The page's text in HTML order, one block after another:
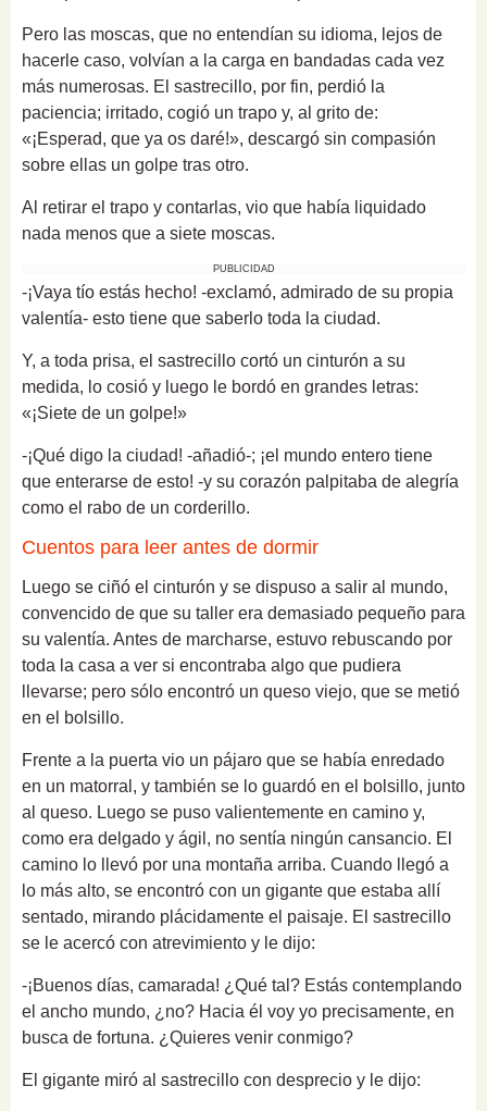
Pero las moscas, que no entendían su idioma, lejos de
hacerle caso, volvían a la carga en bandadas cada vez
más numerosas. El sastrecillo, por fin, perdió la
paciencia; irritado, cogió un trapo y, al grito de:
«¡Esperad, que ya os daré!», descargó sin compasión
sobre ellas un golpe tras otro.
Al retirar el trapo y contarlas, vio que había liquidado
nada menos que a siete moscas.
PUBLICIDAD
-¡Vaya tío estás hecho! -exclamó, admirado de su propia
valentía- esto tiene que saberlo toda la ciudad.
Y, a toda prisa, el sastrecillo cortó un cinturón a su
medida, lo cosió y luego le bordó en grandes letras:
«¡Siete de un golpe!»
-¡Qué digo la ciudad! -añadió-; ¡el mundo entero tiene
que enterarse de esto! -y su corazón palpitaba de alegría
como el rabo de un corderillo.
Cuentos para leer antes de dormir
Luego se ciñó el cinturón y se dispuso a salir al mundo,
convencido de que su taller era demasiado pequeño para
su valentía. Antes de marcharse, estuvo rebuscando por
toda la casa a ver si encontraba algo que pudiera
llevarse; pero sólo encontró un queso viejo, que se metió
en el bolsillo.
Frente a la puerta vio un pájaro que se había enredado
en un matorral, y también se lo guardó en el bolsillo, junto
al queso. Luego se puso valientemente en camino y,
como era delgado y ágil, no sentía ningún cansancio. El
camino lo llevó por una montaña arriba. Cuando llegó a
lo más alto, se encontró con un gigante que estaba allí
sentado, mirando plácidamente el paisaje. El sastrecillo
se le acercó con atrevimiento y le dijo:
-¡Buenos días, camarada! ¿Qué tal? Estás contemplando
el ancho mundo, ¿no? Hacia él voy yo precisamente, en
busca de fortuna. ¿Quieres venir conmigo?
El gigante miró al sastrecillo con desprecio y le dijo: